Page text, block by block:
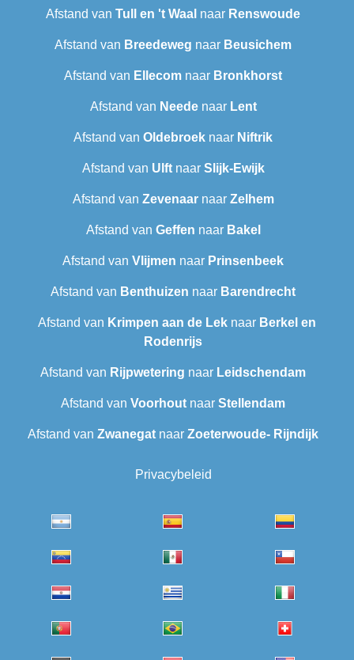
Afstand van Tull en 't Waal naar Renswoude
Afstand van Breedeweg naar Beusichem
Afstand van Ellecom naar Bronkhorst
Afstand van Needenaar Lent
Afstand van Oldebroek naar Niftrik
Afstand van Ulftnaar Slijk-Ewijk
Afstand van Zevenaarnaar Zelhem
Afstand van Geffen naar Bakel
Afstand van Vlijmen naar Prinsenbeek
Afstand van Benthuizen naar Barendrecht‎
Afstand van Krimpen aan de Lek naar Berkel en
Rodenrijs
Afstand van Rijpwetering naar Leidschendam
Afstand van Voorhout naar Stellendam
Afstand van Zwanegat naar Zoeterwoude- Rijndijk
Privacybeleid